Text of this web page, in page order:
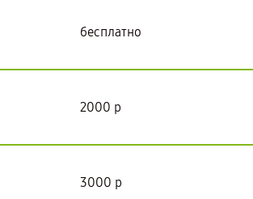
бесплатно
2000 р
3000 р